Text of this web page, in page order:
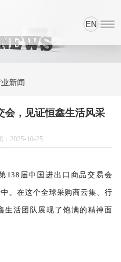
EN
新闻
会，见证恒鑫生活风采
：2025-10-25
138届中国进出口商品交易会
。在这个全球采购商云集、行
生活团队展现了饱满的精神面